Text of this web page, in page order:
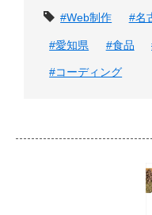
タグ
#Web制作 #名
#愛知県 #食品
#コーディング